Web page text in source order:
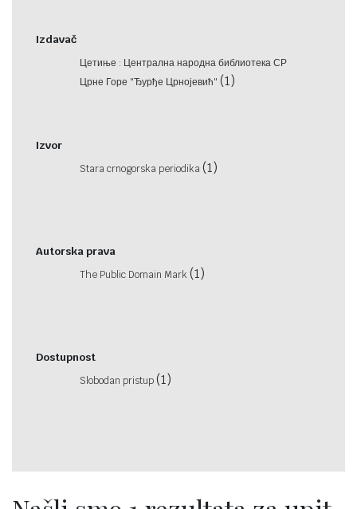
Izdavač
Цетиње : Централна народна библиотека СР
Црне Горе "Ђурђе Црнојевић" (1)
Izvor
Stara crnogorska periodika(1)
Autorska prava
The Public Domain Mark (1)
Dostupnost
Slobodan pristup(1)